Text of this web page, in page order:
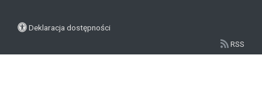
Deklaracja dostępności
RSS